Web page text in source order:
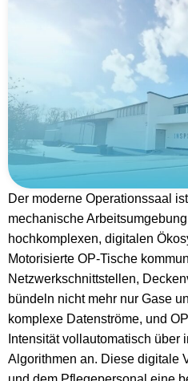
Der moderne Operationssaal
mechanische
hochkomplexen, digitalen
Motorisierte OP-Tische
Netzwerkschnittstellen,
bündeln nicht mehr nur Gase
komplexe Datenströme, und
Intensität vollautomatisch über
Algorithmen an. Diese digitale